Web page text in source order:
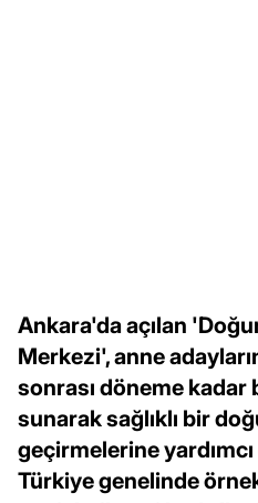
Ankara'da açılan
Merkezi', anne
sonrası döneme kadar
sunarak sağlıklı bir
geçirmelerine
Türkiye genelinde